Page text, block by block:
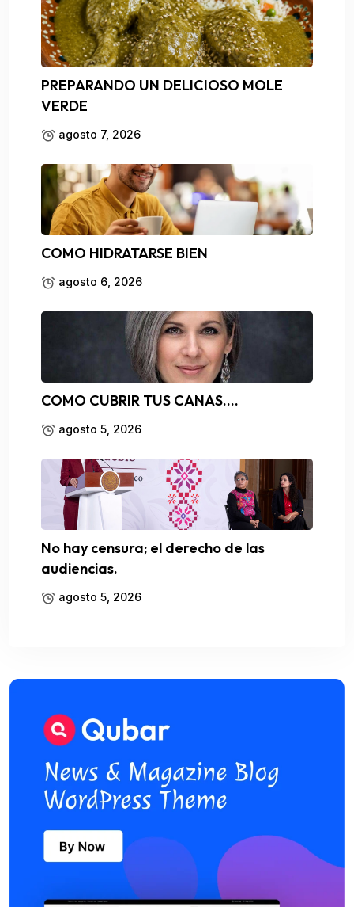
PREPARANDO UN DELICIOSO MOLE
VERDE
agosto 7, 2026
COMO HIDRATARSE BIEN
agosto 6, 2026
COMO CUBRIR TUS CANAS….
agosto 5, 2026
No hay censura; el derecho de las
audiencias.
agosto 5, 2026